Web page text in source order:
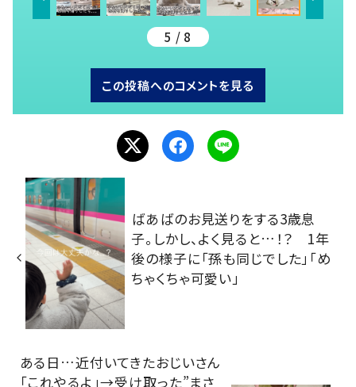
5 / 8
この投稿へのコメントを見る
ばあばのお見送りをする3歳息
子。しかし、よく見ると…！？ 1年
後の様子に「孫も同じでした」「め
ちゃくちゃ可愛い」
ある日…近付いてきたおじいさん
「これやるよ」→受け取った”まさ